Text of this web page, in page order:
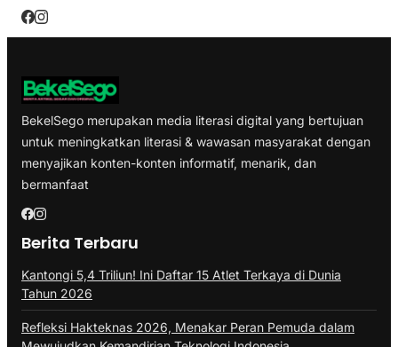
BekelSego merupakan media literasi digital yang bertujuan
untuk meningkatkan literasi & wawasan masyarakat dengan
menyajikan konten-konten informatif, menarik, dan
bermanfaat
Berita Terbaru
Kantongi 5,4 Triliun! Ini Daftar 15 Atlet Terkaya di Dunia
Tahun 2026
Refleksi Hakteknas 2026, Menakar Peran Pemuda dalam